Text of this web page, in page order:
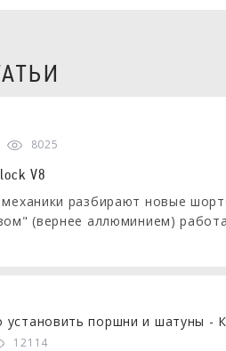
8025
V8
разбирают новые
(вернее аллюминием)
12114